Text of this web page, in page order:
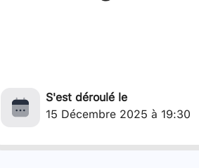
S'est déroulé le
15 Décembre 2025 à 19:30